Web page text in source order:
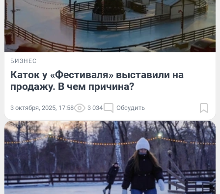
БИЗНЕС
Каток у «Фестиваля» выставили на
продажу. В чем причина?
3 октября, 2025, 17:58 3 034 Обсудить